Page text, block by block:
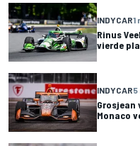
INDYCAR1
Rinus
vierde
INDYCAR5
Monaco